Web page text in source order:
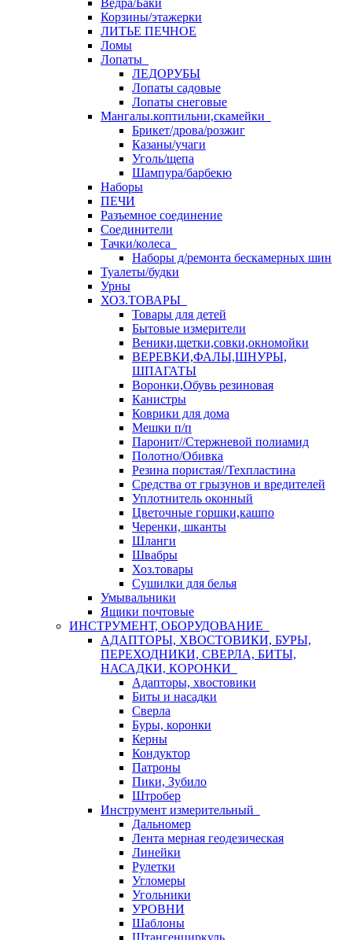
Ведра/Баки
Корзины/этажерки
ЛИТЬЕ ПЕЧНОЕ
Ломы
Лопаты
ЛЕДОРУБЫ
Лопаты садовые
Лопаты снеговые
Мангалы.коптильни,скамейки
Брикет/дрова/розжиг
Казаны/учаги
Уголь/щепа
Шампура/барбекю
Наборы
ПЕЧИ
Разъемное соединение
Соединители
Тачки/колеса
Наборы д/ремонта бескамерных шин
Туалеты/будки
Урны
ХОЗ.ТОВАРЫ
Товары для детей
Бытовые измерители
Веники,щетки,совки,окномойки
ВЕРЕВКИ,ФАЛЫ,ШНУРЫ,
ШПАГАТЫ
Воронки,Обувь резиновая
Канистры
Коврики для дома
Мешки п/п
Паронит//Стержневой полиамид
Полотно/Обивка
Резина пористая//Техпластина
Средства от грызунов и вредителей
Уплотнитель оконный
Цветочные горшки,кашпо
Черенки, шканты
Шланги
Швабры
Хоз.товары
Сушилки для белья
Умывальники
Ящики почтовые
ИНСТРУМЕНТ, ОБОРУДОВАНИЕ
АДАПТОРЫ, ХВОСТОВИКИ, БУРЫ,
ПЕРЕХОДНИКИ, СВЕРЛА, БИТЫ,
НАСАДКИ, КОРОНКИ
Адапторы, хвостовики
Биты и насадки
Сверла
Буры, коронки
Керны
Кондуктор
Патроны
Пики, Зубило
Штробер
Инструмент измерительный
Дальномер
Лента мерная геодезическая
Линейки
Рулетки
Угломеры
Угольники
УРОВНИ
Шаблоны
Штангенциркуль